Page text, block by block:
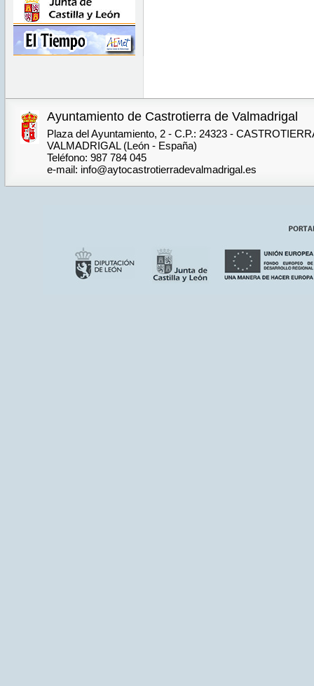
Ayuntamiento de Castrotierra de Valmadrigal
Plaza del Ayuntamiento, 2 - C.P.: 24323 -
VALMADRIGAL (León - España)
Teléfono: 987 784 045
e-mail: info@aytocastrotierradevalmadrigal.es